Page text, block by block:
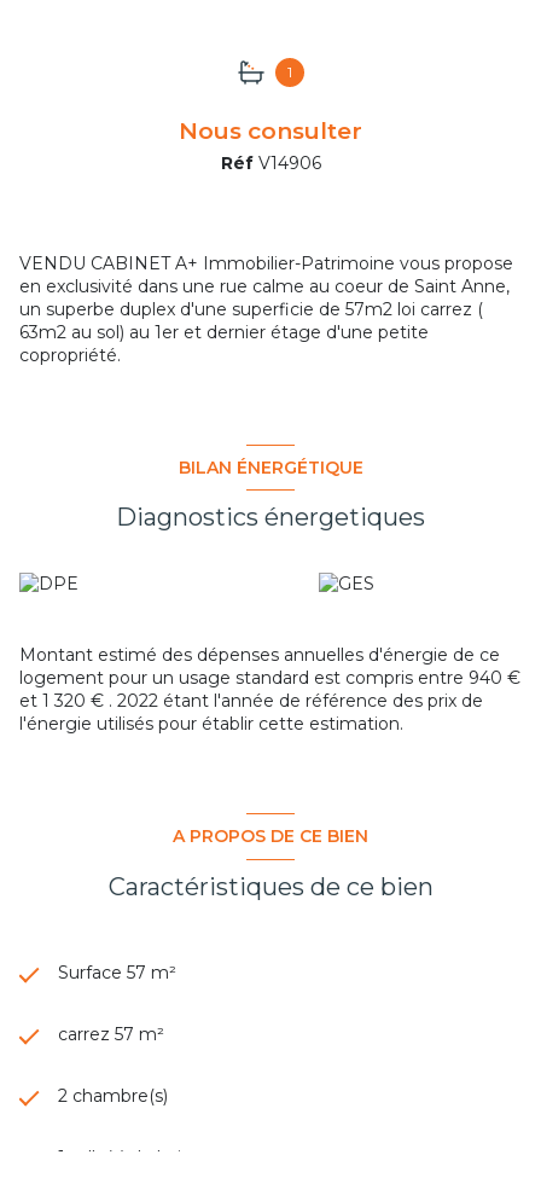
1
Nous consulter
Réf V14906
VENDU CABINET A+ Immobilier-Patrimoine vous propose
en exclusivité dans une rue calme au coeur de Saint Anne,
un superbe duplex d'une superficie de 57m2 loi carrez (
63m2 au sol) au 1er et dernier étage d'une petite
copropriété.
BILAN ÉNERGÉTIQUE
Diagnostics énergetiques
Montant estimé des dépenses annuelles d'énergie de ce
logement pour un usage standard est compris entre 940 €
et 1 320 € . 2022 étant l'année de référence des prix de
l'énergie utilisés pour établir cette estimation.
A PROPOS DE CE BIEN
Caractéristiques de ce bien
Surface 57 m²
carrez 57 m²
2 chambre(s)
1 salle(s) de bain